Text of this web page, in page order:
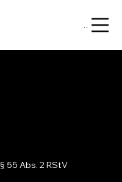
Menu
55 Abs. 2 RStV